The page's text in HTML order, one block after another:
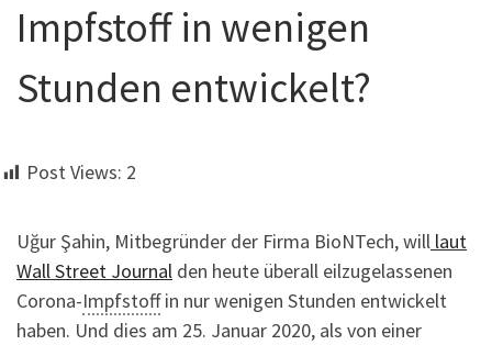
Impfstoff in wenigen
Stunden entwickelt?
Post Views: 2
Uğur Şahin, Mitbegründer der Firma BioNTech, will laut
Wall Street Journal den heute überall eilzugelassenen
Corona-Impfstoffin nur wenigen Stunden entwickelt
haben. Und dies am 25. Januar 2020, als von einer